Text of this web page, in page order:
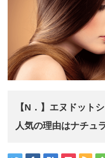
【N．】エヌドット
人気の理由はナチュ